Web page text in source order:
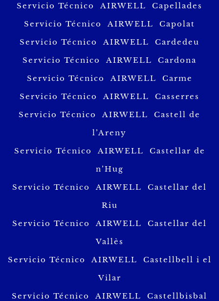
Servicio Técnico AIRWELL Capellades
Servicio Técnico AIRWELL Capolat
Servicio Técnico AIRWELL Cardedeu
Servicio Técnico AIRWELL Cardona
Servicio Técnico AIRWELL Carme
Servicio Técnico AIRWELL Casserres
Servicio Técnico AIRWELL Castell de
l’Areny
Servicio Técnico AIRWELL Castellar de
n’Hug
Servicio Técnico AIRWELL Castellar del
Riu
Servicio Técnico AIRWELL Castellar del
Vallès
Servicio Técnico AIRWELL Castellbell i el
Vilar
Servicio Técnico AIRWELL Castellbisbal